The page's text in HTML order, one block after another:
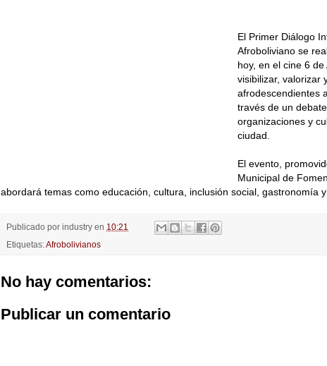
El Primer Diálogo
Afroboliviano se
hoy, en el cine 6
visibilizar, valorizar
afrodescendientes
través de un
organizaciones y
ciudad.
El evento,
Municipal de
abordará temas como educación, cultura, inclusión social, gastronomía
Publicado por industry en 10:21
Etiquetas:Afrobolivianos
No hay comentarios:
Publicar un comentario